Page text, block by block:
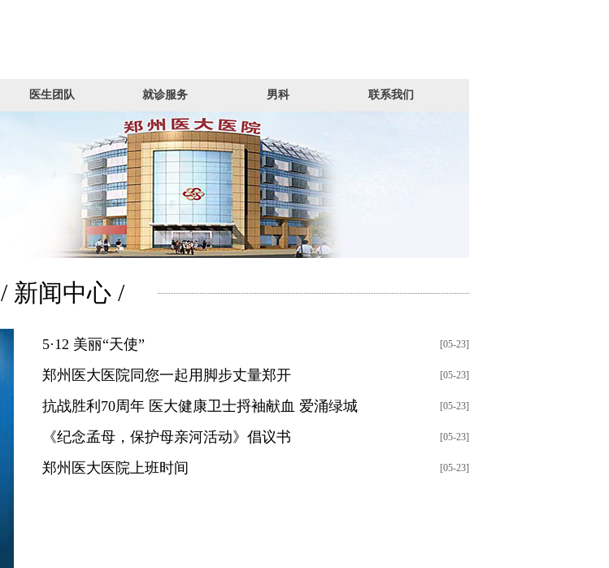
医生团队 就诊服务 男科 联系我们
/ 新闻中心 /
[05-23]
5·12 美丽“天使”
[05-23]
郑州医大医院同您一起用脚步丈量郑开
[05-23]
抗战胜利70周年 医大健康卫士捋袖献血 爱涌绿城
[05-23]
《纪念孟母，保护母亲河活动》倡议书
[05-23]
郑州医大医院上班时间